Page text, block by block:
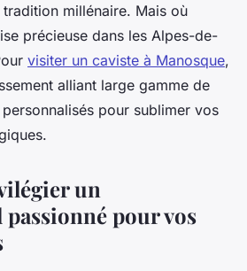
millénaire. Mais où
précieuse dans les Alpes-de-
visiter un caviste à Manosque,
alliant large gamme de
pour sublimer vos
un
pour vos